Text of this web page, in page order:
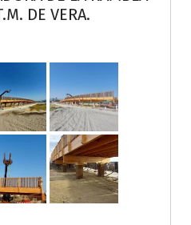
DE VERA.